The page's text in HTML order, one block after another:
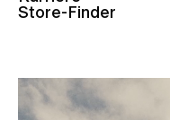
Store-Finder